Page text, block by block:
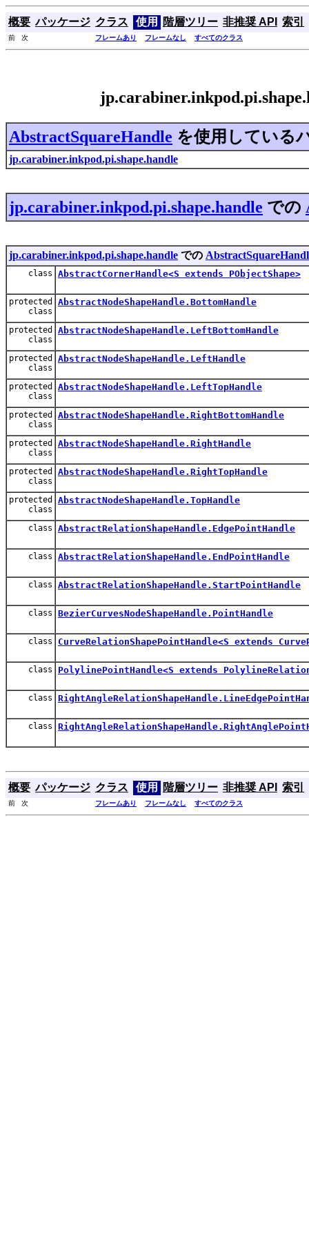
概要 パッケージ クラス 使用 階層ツリー 非推奨 API 索引
前 次 フレームあり フレームなし すべてのクラス
AbstractSquareHandle を使用している
jp.carabiner.inkpod.pi.shape.handle
jp.carabiner.inkpod.pi.shape.handle での
jp.carabiner.inkpod.pi.shape.handle での
class AbstractCornerHandle<S extends PObjectShape>
protected
class
AbstractNodeShapeHandle.BottomHandle
protected
class
AbstractNodeShapeHandle.LeftBottomHandle
protected
class
AbstractNodeShapeHandle.LeftHandle
protected
class
AbstractNodeShapeHandle.LeftTopHandle
protected
class
AbstractNodeShapeHandle.RightBottomHandle
protected
class
AbstractNodeShapeHandle.RightHandle
protected
class
AbstractNodeShapeHandle.RightTopHandle
protected
class
AbstractNodeShapeHandle.TopHandle
class AbstractRelationShapeHandle.EdgePointHandle
class AbstractRelationShapeHandle.EndPointHandle
class AbstractRelationShapeHandle.StartPointHandle
class BezierCurvesNodeShapeHandle.PointHandle
class CurveRelationShapePointHandle<S extends
class PolylinePointHandle<S extends
class
class
概要 パッケージ クラス 使用 階層ツリー 非推奨 API 索引
前 次 フレームあり フレームなし すべてのクラス